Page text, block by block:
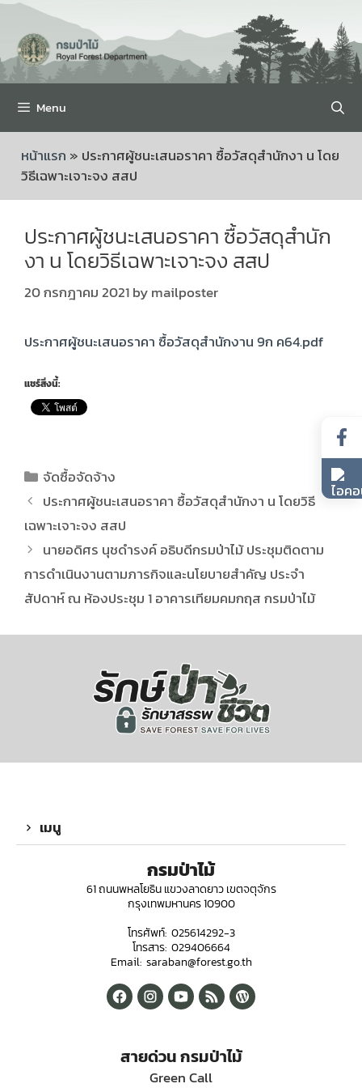
Menu
หน้าแรก » ประกาศผู้ชนะเสนอราคา ซื้อวัสดุสำนักงา น โดย
วิธีเฉพาะเจาะจง สสป
ประกาศผู้ชนะเสนอราคา ซื้อวัสดุสำนัก
งา น โดยวิธีเฉพาะเจาะจง สสป
20 กรกฎาคม 2021bymailposter
ประกาศผู้ชนะเสนอราคา ซื้อวัสดุสำนักงาน 9ก ค64.pdf
แชร์สิ่งนี้:
จัดซื้อจัดจ้าง
ประกาศผู้ชนะเสนอราคา ซื้อวัสดุสำนักงา น โดยวิธี
เฉพาะเจาะจง สสป
นายอดิศร นุชดำรงค์ อธิบดีกรมป่าไม้ ประชุมติดตาม
การดำเนินงานตามภารกิจและนโยบายสำคัญ ประจำ
สัปดาห์ ณ ห้องประชุม 1 อาคารเทียมคมกฤส กรมป่าไม้
เมนู
กรมป่าไม้
61 ถนนพหลโยธิน แขวงลาดยาว เขตจตุจักร
กรุงเทพมหานคร 10900
โทรศัพท์: 025614292-3
โทรสาร: 029406664
Email: saraban@forest.go.th
สายด่วน กรมป่าไม้
Green Call